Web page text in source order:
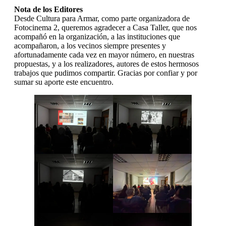
Nota de los Editores
Desde Cultura para Armar, como parte organizadora de
Fotocinema 2, queremos agradecer a Casa Taller, que nos
acompañó en la organización, a las instituciones que
acompañaron, a los vecinos siempre presentes y
afortunadamente cada vez en mayor número, en nuestras
propuestas, y a los realizadores, autores de estos hermosos
trabajos que pudimos compartir. Gracias por confiar y por
sumar su aporte este encuentro.